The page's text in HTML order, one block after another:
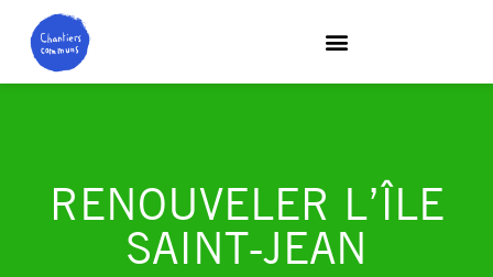
RENOUVELER L’ÎLE
SAINT-JEAN